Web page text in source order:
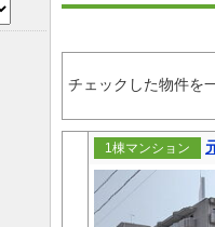
チェックした物件を
1棟マンション